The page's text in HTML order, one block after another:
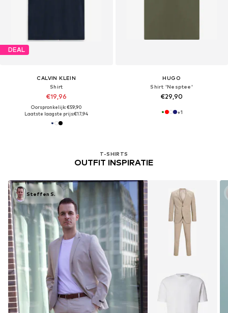
DEAL
CALVIN KLEIN
Shirt
€19,96
Oorspronkelijk: €59,90
Laatste laagste prijs:€17,94
T-SHIRTS
OUTFIT INSPIRATIE
Steffen S.
HUGO
Shirt 'Nesptee'
€29,90
+1